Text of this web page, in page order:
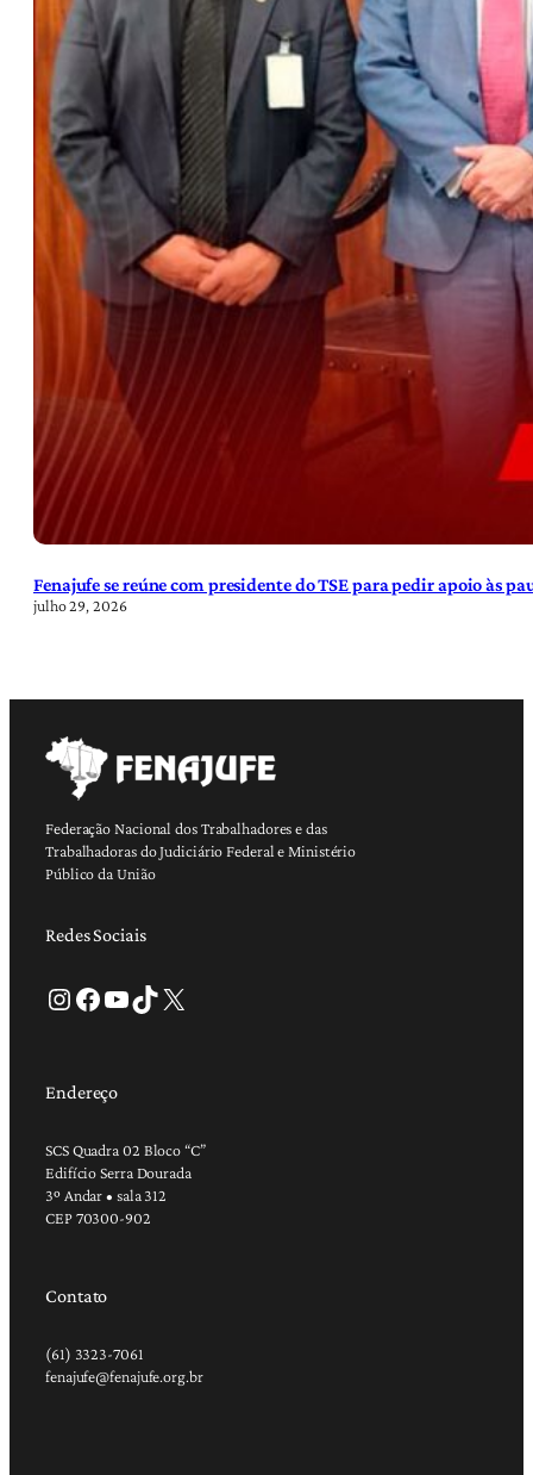
Fenajufe se reúne com presidente do TSE para pedir apoio às
julho 29, 2026
Federação Nacional dos Trabalhadores e das
Trabalhadoras do Judiciário Federal e Ministério
Público da União
Redes Sociais
Instagram Facebook Youtube TikTok X
Endereço
SCS Quadra 02 Bloco “C”
Edifício Serra Dourada
3º Andar • sala 312
CEP 70300-902
Contato
(61) 3323-7061
fenajufe@fenajufe.org.br